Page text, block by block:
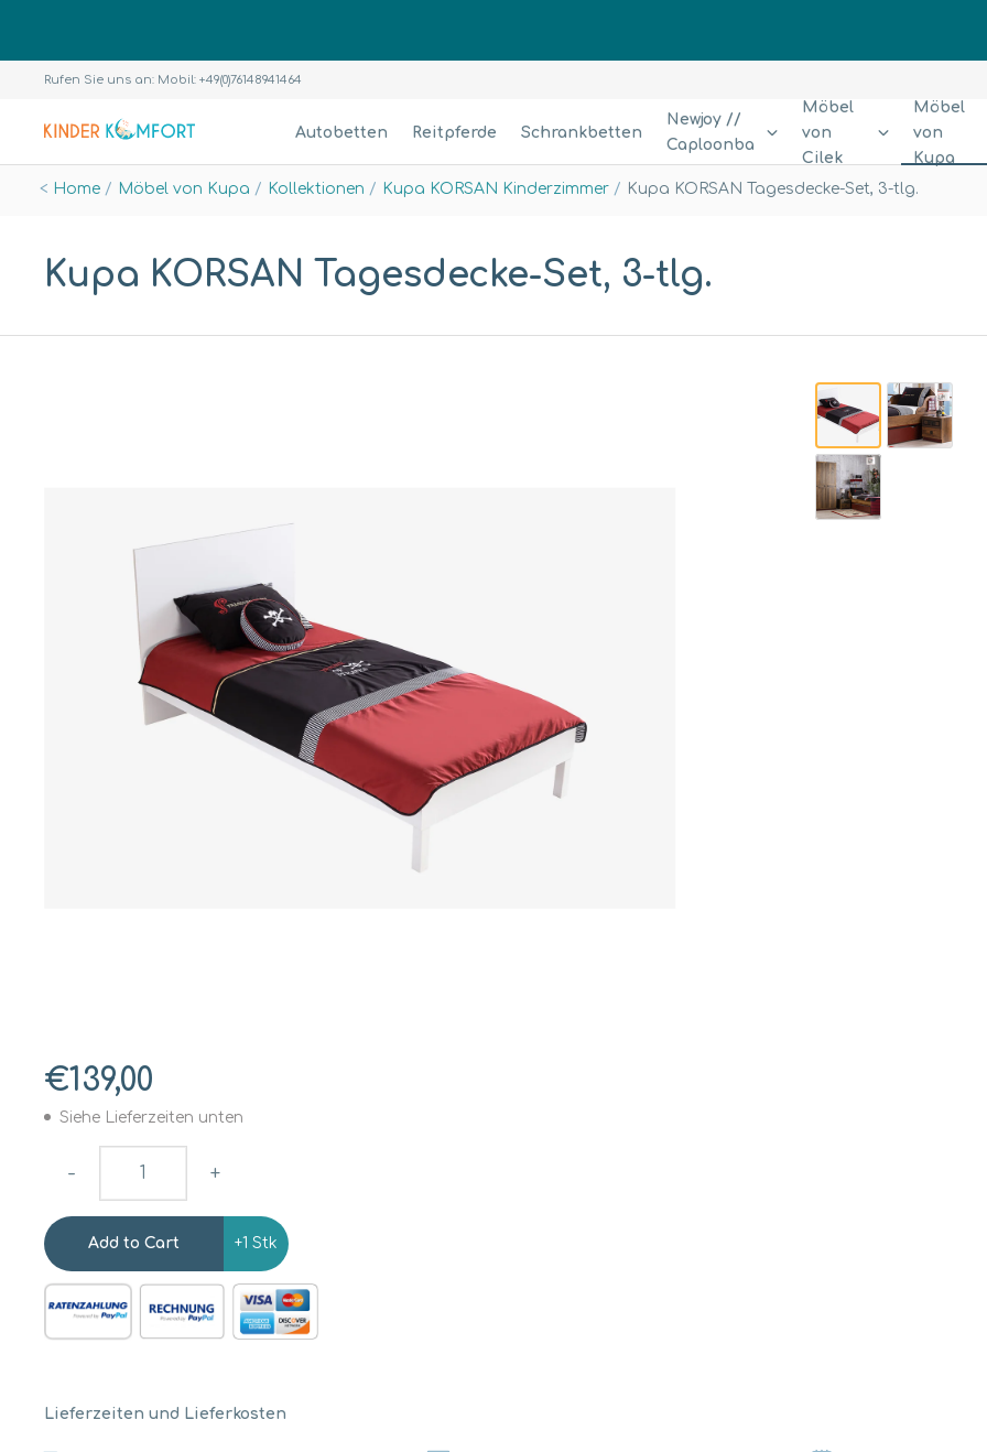
Rufen Sie uns an: Mobil: +49(0)76148941464
Autobetten Reitpferde Schrankbetten
Newjoy //
Caploonba
Möbel
von
Cilek
Möbel
von
Kupa
Home Möbel von Kupa Kollektionen Kupa KORSAN Kinderzimmer Kupa KORSAN Tagesdecke-Set, 3-tlg.
Kupa KORSAN Tagesdecke-Set, 3-tlg.
€139,00
Siehe Lieferzeiten unten
- +
+1 Stk
Lieferzeiten und Lieferkosten